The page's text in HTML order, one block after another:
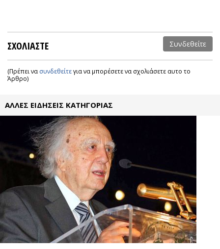
ΣΧΟΛΙΑΣΤΕ Συνδεθείτε
(Πρέπει να συνδεθείτεγια να μπορέσετε να σχολιάσετε αυτο το
Άρθρο)
ΑΛΛΕΣ ΕΙΔΗΣΕΙΣ ΚΑΤΗΓΟΡΙΑΣ